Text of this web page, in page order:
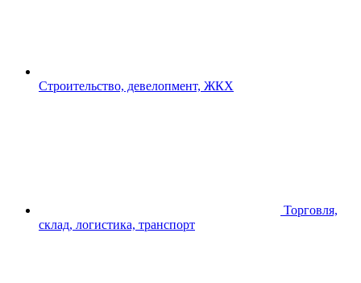
Строительство, девелопмент, ЖКХ
Торговля,
склад, логистика, транспорт